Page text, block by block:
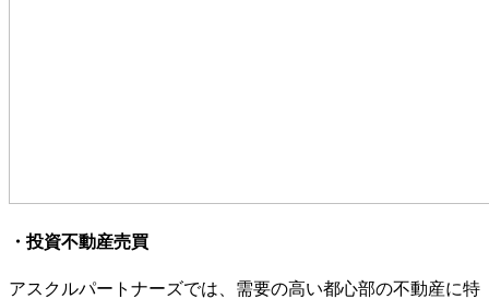
・投資不動産売買
アスクルパートナーズでは、需要の高い都心部の不動産に特